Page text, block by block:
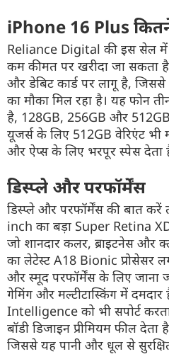
iPhone 16 Plus
Reliance Digital की इस सेल में
कम कीमत पर खरीदा जा सकता
और डेबिट कार्ड पर लागू है,
का मौका मिल रहा है। यह फोन
है, 128GB, 256GB और 512GB
यूजर्सके लिए 512GB वेरिएंट भी
और ऐप्सके लिए भरपूर स्पेसदेता
डिस्प्ले औरपरफॉर्मेंस
डिस्प्ले और परफॉर्मेंसकी बात करें
inch का बड़ा Super Retina
जो शानदार कलर, ब्राइटनेसऔर
का लेटेस्ट A18 Bionic प्रोसेसर
और स्मूद परफॉर्मेंसके लिए जाना
गेमिंग और मल्टीटास्किंग में दमदार
Intelligence को भी सपोर्ट
बॉडी डिजाइन प्रीमियम फील देता
जिससे यह पानी और धूल से